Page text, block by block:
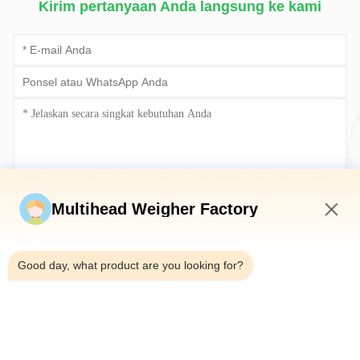
Kirim pertanyaan Anda langsung ke kami
Kirim sekarang
Multihead Weigher Factory
Good day, what product are you looking for?